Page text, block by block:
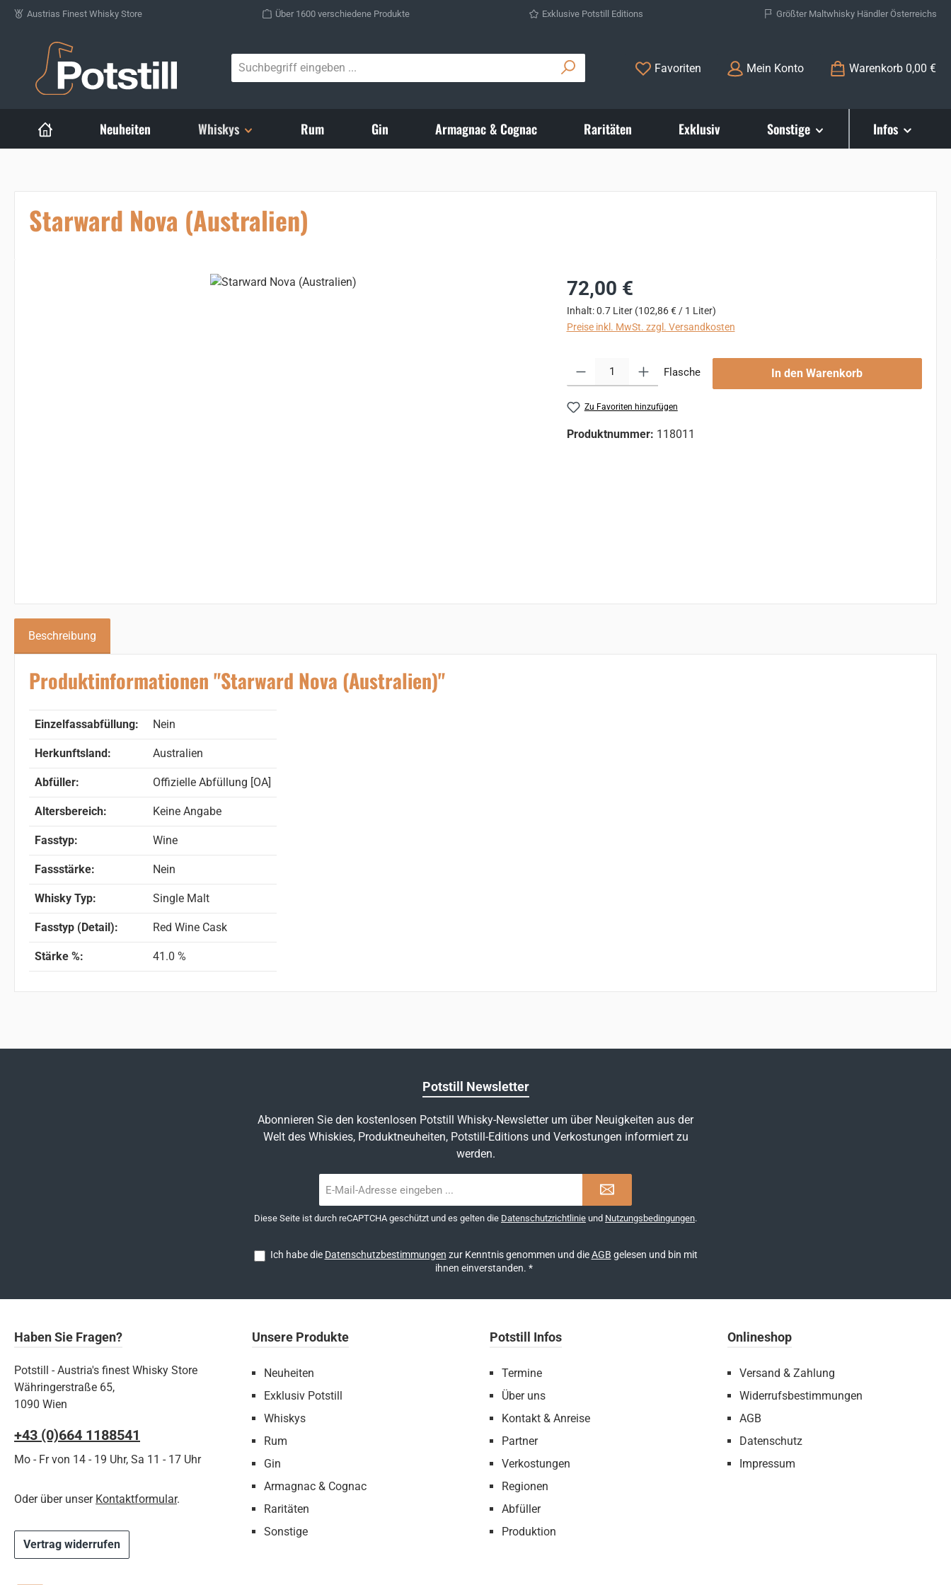
Zum Hauptinhalt springen
Austrias Finest Whisky Store Über 1600 verschiedene Produkte Exklusive Potstill Editions Größter Maltwhisky Händler Österreichs
Favoriten Du hast 0 Produkte auf dem Merkzettel
Mein Konto Warenkorb 0,00 €
Neuheiten Whiskys Rum Gin Armagnac & Cognac Raritäten Exklusiv Sonstige Infos
Starward Nova (Australien)
Regulärer Preis:
72,00 €
Inhalt:0.7 Liter (102,86 € / 1 Liter)
Preise inkl. MwSt. zzgl. Versandkosten
Produkt Anzahl: Gib den gewünschten Wert ein oder benutze die Schaltflächen um die
Flasche In den Warenkorb
Zu Favoriten hinzufügen
Produktnummer: 118011
Beschreibung
Produktinformationen "Starward Nova (Australien)"
Einzelfassabfüllung: Nein
Herkunftsland: Australien
Abfüller: Offizielle Abfüllung [OA]
Altersbereich: Keine Angabe
Fasstyp: Wine
Fassstärke: Nein
Whisky Typ: Single Malt
Fasstyp (Detail): Red Wine Cask
Stärke %: 41.0 %
Potstill Newsletter
Abonnieren Sie den kostenlosen Potstill Whisky-Newsletter um über Neuigkeiten aus der
Welt des Whiskies, Produktneuheiten, Potstill-Editions und Verkostungen informiert zu
werden.
Mail-
Diese Seite ist durch reCAPTCHA geschützt und es gelten die Datenschutzrichtlinie und Nutzungsbedingungen.
Ich habe die Datenschutzbestimmungen zur Kenntnis genommen und dieAGB gelesen und bin mit
ihnen einverstanden. *
Haben Sie Fragen?
Potstill - Austria's finest Whisky Store
Währingerstraße 65,
1090 Wien
+43 (0)664 1188541‬
Mo - Fr von 14 - 19 Uhr, Sa 11 - 17 Uhr
Oder über unser Kontaktformular.
Vertrag widerrufen
Unsere Produkte
Neuheiten
Exklusiv Potstill
Whiskys
Rum
Gin
Armagnac & Cognac
Raritäten
Sonstige
Potstill Infos
Termine
Über uns
Kontakt & Anreise
Partner
Verkostungen
Regionen
Abfüller
Produktion
Onlineshop
Versand & Zahlung
Widerrufsbestimmungen
AGB
Datenschutz
Impressum